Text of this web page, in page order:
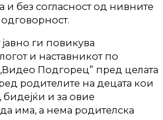
без согласност од нивните
ги повикува
и наставникот по
Подгорец” пред целата
родителите на децата кои
и за овие
има, а нема родителска